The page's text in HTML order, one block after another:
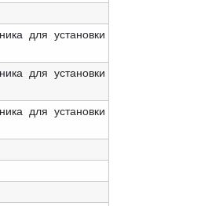
для установки
для установки
для установки